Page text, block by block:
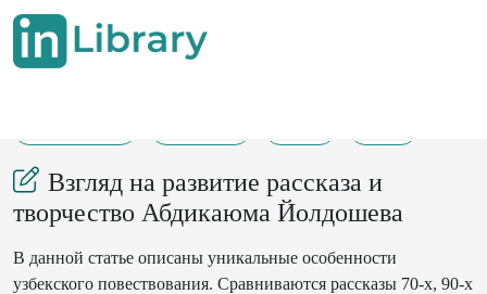
Взгляд на развитие рассказа и
творчество Абдикаюма Йолдошева
В данной статье описаны уникальные особенности
узбекского повествования. Сравниваются рассказы 70-х, 90-х